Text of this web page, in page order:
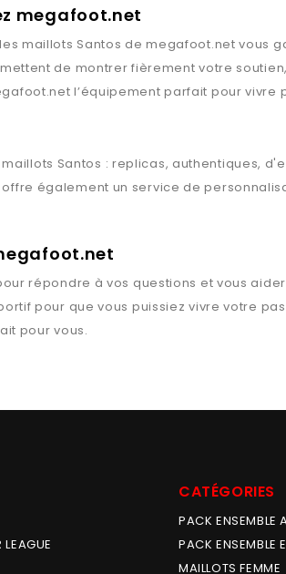
megafoot.net
maillots Santos demegafoot.net vous
de montrer fièrement votre
l’équipement parfait pour
Santos : replicas, authentiques,
offre également un service de
répondre à vos questions et vous
pour que vous puissiez vivre votre
pour vous.
LEAGUE
CATÉGORIES
PACK ENSEMBLE
PACK ENSEMBLE
MAILLOTS FEMME